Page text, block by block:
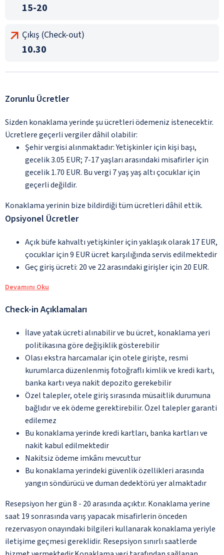
15-20
Çıkış (Check-out)
10.30
Zorunlu Ücretler
Sizden konaklama yerinde şu ücretleri ödemeniz istenecektir.
Ücretlere geçerli vergiler dâhil olabilir:
Şehir vergisi alınmaktadır: Yetişkinler için kişi başı,
gecelik 3.05 EUR; 7-17 yaşları arasındaki misafirler için
gecelik 1.70 EUR. Bu vergi 7 yaş yaş altı çocuklar için
geçerli değildir.
Konaklama yerinin bize bildirdiği tüm ücretleri dâhil ettik.
Opsiyonel Ücretler
Açık büfe kahvaltı yetişkinler için yaklaşık olarak 17 EUR,
çocuklar için 9 EUR ücret karşılığında servis edilmektedir
Geç giriş ücreti: 20 ve 22 arasındaki girişler için 20 EUR.
Devamını Oku
Check-in Açıklamaları
İlave yatak ücreti alınabilir ve bu ücret, konaklama yeri
politikasına göre değişiklik gösterebilir
Olası ekstra harcamalar için otele girişte, resmi
kurumlarca düzenlenmiş fotoğraflı kimlik ve kredi kartı,
banka kartı veya nakit depozito gerekebilir
Özel talepler, otele giriş sırasında müsaitlik durumuna
bağlıdır ve ek ödeme gerektirebilir. Özel talepler garanti
edilemez
Bu konaklama yerinde kredi kartları, banka kartları ve
nakit kabul edilmektedir
Nakitsiz ödeme imkânı mevcuttur
Bu konaklama yerindeki güvenlik özellikleri arasında
yangın söndürücü ve duman dedektörü yer almaktadır
Resepsiyon her gün 8 - 20 arasında açıktır. Konaklama yerine
saat 19 sonrasında varış yapacak misafirlerin önceden
rezervasyon onayındaki bilgileri kullanarak konaklama yeriyle
iletişime geçmesi gereklidir. Resepsiyon sınırlı saatlerde